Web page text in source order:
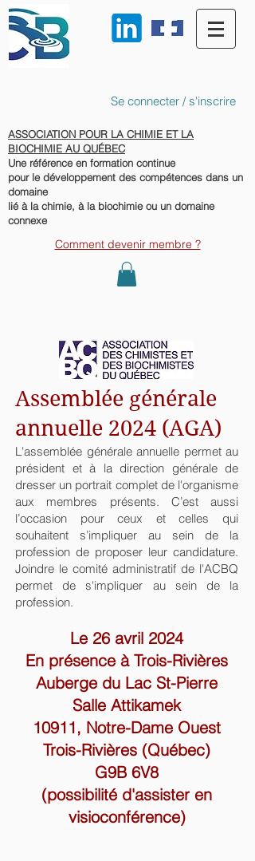
Se connecter / s'inscrire
ASSOCIATION POUR LA CHIMIE ET LA
BIOCHIMIE AU QUÉBEC
Une référence en formation continue
pour le développement des compétences dans un
domaine
lié à la chimie, à la biochimie ou un domaine
connexe
Comment devenir membre ?
Assemblée générale
annuelle 2024 (AGA)
L'assemblée générale annuelle permet au
président et à la direction générale de
dresser un portrait complet de l'organisme
aux membres présents. C’est aussi
l’occasion pour ceux et celles qui
souhaitent s’impliquer au sein de la
profession de proposer leur candidature.
Joindre le comité administratif de l'ACBQ
permet de s'impliquer au sein de la
profession.
Le 26 avril 2024
En présence à Trois-Rivières
Auberge du Lac St-Pierre
Salle Attikamek
10911, Notre-Dame Ouest
Trois-Rivières (Québec)
G9B 6V8
(possibilité d'assister en
visioconférence)